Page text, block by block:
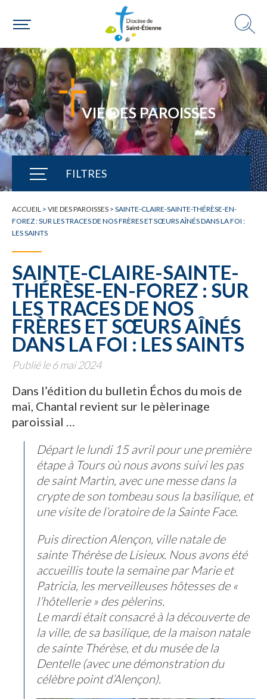
VIE DES PAROISSES
FILTRES
TOUTE L'ACTUALITÉ
ACCUEIL > VIE DES PAROISSES > SAINTE-CLAIRE-SAINTE-THÉRÈSE-EN-
FOREZ : SUR LES TRACES DE NOS FRÈRES ET SŒURS AÎNÉS DANS LA FOI :
LES SAINTS
SAINTE-CLAIRE-SAINTE-
THÉRÈSE-EN-FOREZ : SUR
LES TRACES DE NOS
FRÈRES ET SŒURS AÎNÉS
DANS LA FOI : LES SAINTS
Publié le 6 mai 2024
Dans l’édition du bulletin Échos du mois de
mai, Chantal revient sur le pèlerinage
paroissial …
Départ le lundi 15 avril pour une première
étape à Tours où nous avons suivi les pas
de saint Martin, avec une messe dans la
crypte de son tombeau sous la basilique, et
une visite de l’oratoire de la Sainte Face.
Puis direction Alençon, ville natale de
sainte Thérèse de Lisieux. Nous avons été
accueillis toute la semaine par Marie et
Patricia, les merveilleuses hôtesses de «
l’hôtellerie » des pèlerins.
Le mardi était consacré à la découverte de
la ville, de sa basilique, de la maison natale
de sainte Thérèse, et du musée de la
Dentelle (avec une démonstration du
célèbre point d’Alençon).